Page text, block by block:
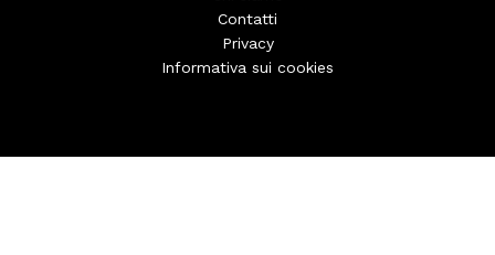
Contatti
Privacy
Informativa sui cookies